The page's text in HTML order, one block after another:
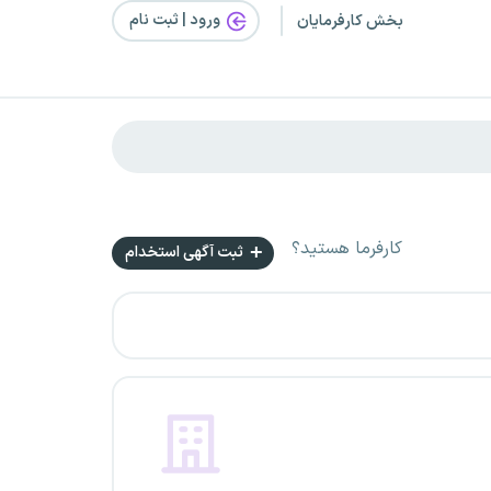
بخش کارفرمایان ورود | ثبت‌ نام
کارفرما هستید؟ ثبت آگهی استخدام